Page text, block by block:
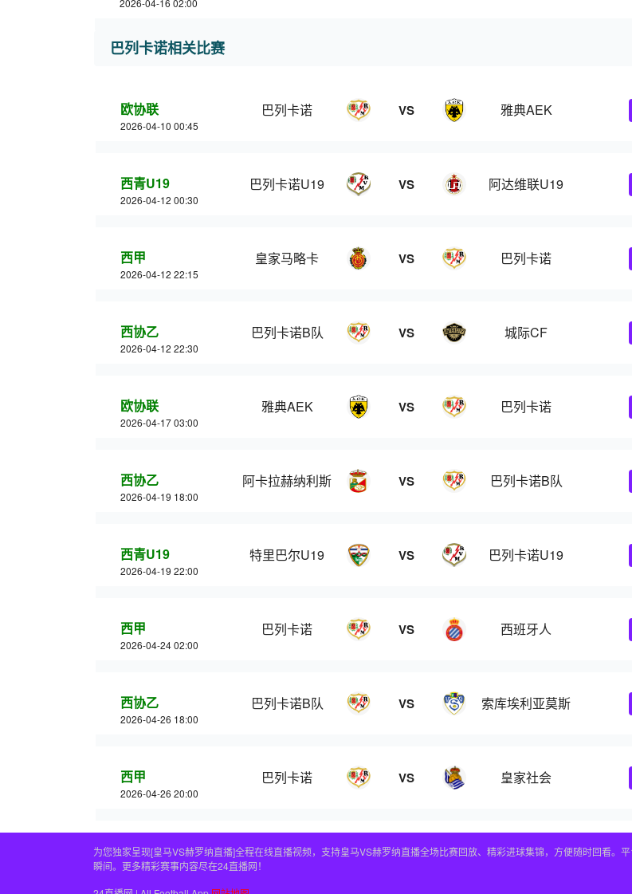
2026-04-16 02:00
巴列卡诺相关比赛
欧协联
2026-04-10 00:45
巴列卡诺 VS 雅典AEK
西青U19
2026-04-12 00:30
巴列卡诺U19 VS 阿达维联U19
西甲
2026-04-12 22:15
皇家马略卡 VS 巴列卡诺
西协乙
2026-04-12 22:30
巴列卡诺B队 VS 城际CF
欧协联
2026-04-17 03:00
雅典AEK VS 巴列卡诺
西协乙
2026-04-19 18:00
阿卡拉赫纳利斯 VS 巴列卡诺B队
西青U19
2026-04-19 22:00
特里巴尔U19 VS 巴列卡诺U19
西甲
2026-04-24 02:00
巴列卡诺 VS 西班牙人
西协乙
2026-04-26 18:00
巴列卡诺B队 VS 索库埃利亚莫斯
西甲
2026-04-26 20:00
巴列卡诺 VS 皇家社会
为您独家呈现[皇马VS赫罗纳直播]全程在线直播视频，支持皇马VS赫罗纳直播全场比赛回放、精彩进球集锦，方便随时回看。
瞬间。更多精彩赛事内容尽在24直播网！